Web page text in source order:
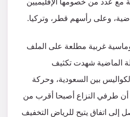
وعلى رأسهم قطر، وتركيا.
غربية مطلعة على الملف
الماضية شهدت تكثيف
بين السعودية، وحركة
أن طرفي النزاع أصبحا أقرب من
اتفاق يتيح للرياض التخفيف